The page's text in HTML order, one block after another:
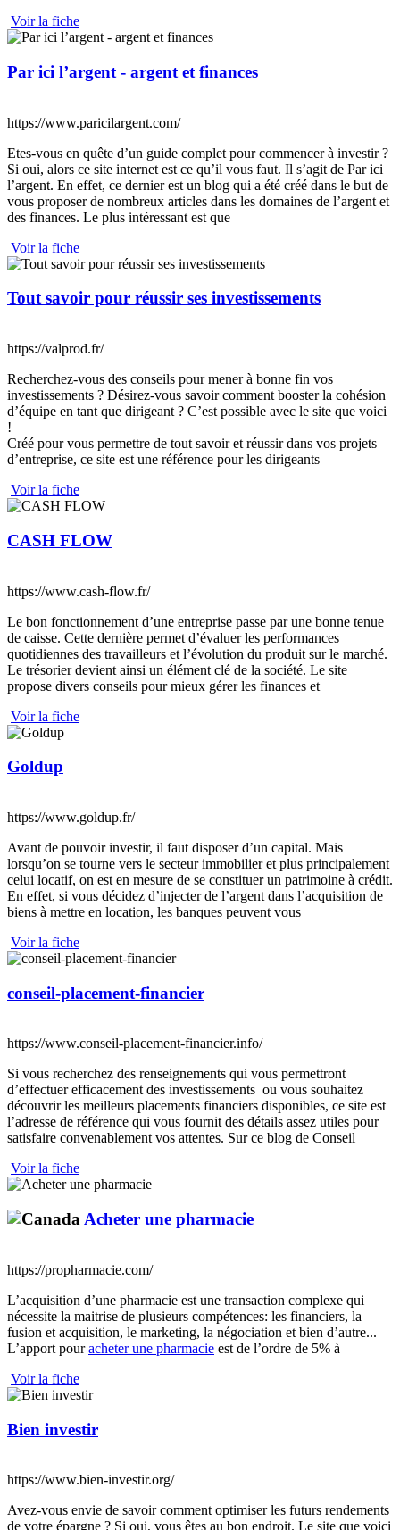
Voir la fiche
Par ici l’argent - argent et finances
https://www.paricilargent.com/
Etes-vous en quête d’un guide complet pour commencer à investir ?
Si oui, alors ce site internet est ce qu’il vous faut. Il s’agit de Par ici
l’argent. En effet, ce dernier est un blog qui a été créé dans le but de
vous proposer de nombreux articles dans les domaines de l’argent et
des finances. Le plus intéressant est que
Voir la fiche
Tout savoir pour réussir ses investissements
https://valprod.fr/
Recherchez-vous des conseils pour mener à bonne fin vos
investissements ? Désirez-vous savoir comment booster la cohésion
d’équipe en tant que dirigeant ? C’est possible avec le site que voici
!
Créé pour vous permettre de tout savoir et réussir dans vos projets
d’entreprise, ce site est une référence pour les dirigeants
Voir la fiche
CASH FLOW
https://www.cash-flow.fr/
Le bon fonctionnement d’une entreprise passe par une bonne tenue
de caisse. Cette dernière permet d’évaluer les performances
quotidiennes des travailleurs et l’évolution du produit sur le marché.
Le trésorier devient ainsi un élément clé de la société. Le site
propose divers conseils pour mieux gérer les finances et
Voir la fiche
Goldup
https://www.goldup.fr/
Avant de pouvoir investir, il faut disposer d’un capital. Mais
lorsqu’on se tourne vers le secteur immobilier et plus principalement
celui locatif, on est en mesure de se constituer un patrimoine à crédit.
En effet, si vous décidez d’injecter de l’argent dans l’acquisition de
biens à mettre en location, les banques peuvent vous
Voir la fiche
conseil-placement-financier
https://www.conseil-placement-financier.info/
Si vous recherchez des renseignements qui vous permettront
d’effectuer efficacement des investissements ou vous souhaitez
découvrir les meilleurs placements financiers disponibles, ce site est
l’adresse de référence qui vous fournit des détails assez utiles pour
satisfaire convenablement vos attentes. Sur ce blog de Conseil
Voir la fiche
Acheter une pharmacie
https://propharmacie.com/
L’acquisition d’une pharmacie est une transaction complexe qui
nécessite la maitrise de plusieurs compétences: les financiers, la
fusion et acquisition, le marketing, la négociation et bien d’autre...
L’apport pouracheter une pharmacie est de l’ordre de 5% à
Voir la fiche
Bien investir
https://www.bien-investir.org/
Avez-vous envie de savoir comment optimiser les futurs rendements
de votre épargne ? Si oui, vous êtes au bon endroit. Le site que voici